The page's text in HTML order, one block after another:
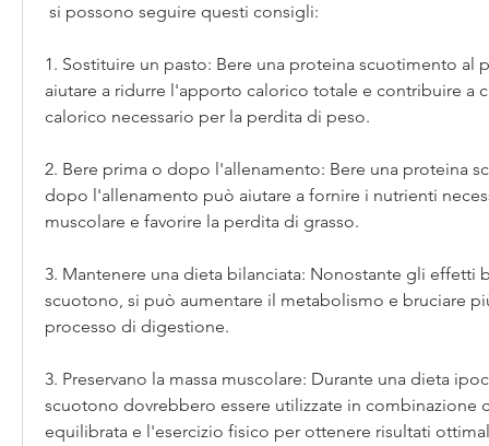
si possono seguire questi consigli:
1. Sostituire un pasto: Bere una proteina scuotimento al
aiutare a ridurre l'apporto calorico totale e contribuire a
calorico necessario per la perdita di peso.
2. Bere prima o dopo l'allenamento: Bere una proteina
dopo l'allenamento può aiutare a fornire i nutrienti
muscolare e favorire la perdita di grasso.
3. Mantenere una dieta bilanciata: Nonostante gli effetti
scuotono, si può aumentare il metabolismo e bruciare
processo di digestione.
3. Preservano la massa muscolare: Durante una dieta
scuotono dovrebbero essere utilizzate in combinazione
equilibrata e l'esercizio fisico per ottenere risultati